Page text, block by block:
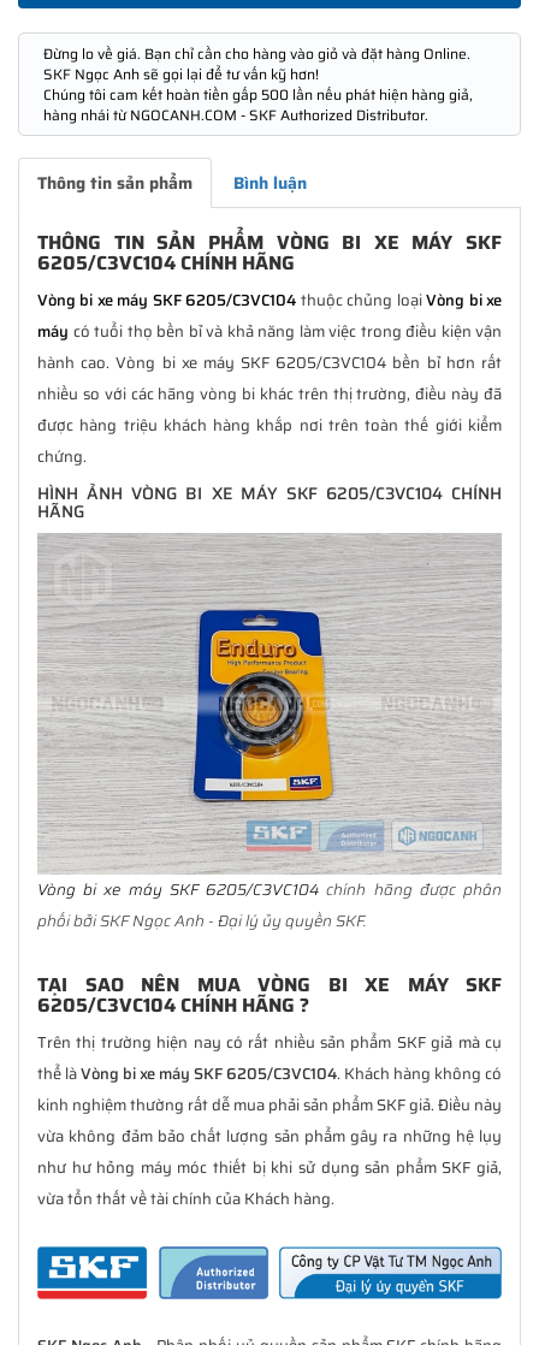
Đừng lo về giá. Bạn chỉ cần cho hàng vào giỏ và đặt hàng Online.
SKF Ngọc Anh sẽ gọi lại để tư vấn kỹ hơn!
Chúng tôi cam kết hoàn tiền gấp 500 lần nếu phát hiện hàng giả,
hàng nhái từ NGOCANH.COM - SKF Authorized Distributor.
Thông tin sản phẩm Bình luận
THÔNG TIN SẢN PHẨM VÒNG BI XE MÁY SKF
6205/C3VC104 CHÍNH HÃNG
Vòng bi xe máy SKF 6205/C3VC104thuộc chủng loạiVòng bi xe
máy có tuổi thọ bền bỉ và khả năng làm việc trong điều kiện vận
hành cao. Vòng bi xe máy SKF 6205/C3VC104 bền bỉ hơn rất
nhiều so với các hãng vòng bi khác trên thị trường, điều này đã
được hàng triệu khách hàng khắp nơi trên toàn thế giới kiểm
chứng.
HÌNH ẢNH VÒNG BI XE MÁY SKF 6205/C3VC104 CHÍNH
HÃNG
Vòng bi xe máy SKF 6205/C3VC104 chính hãng được phân
phối bởi SKF Ngọc Anh - Đại lý ủy quyền SKF.
TẠI SAO NÊN MUA VÒNG BI XE MÁY SKF
6205/C3VC104 CHÍNH HÃNG ?
Trên thị trường hiện nay có rất nhiều sản phẩm SKF giả mà cụ
thể làVòng bi xe máy SKF 6205/C3VC104. Khách hàng không có
kinh nghiệm thường rất dễ mua phải sản phẩm SKF giả. Điều này
vừa không đảm bảo chất lượng sản phẩm gây ra những hệ lụy
như hư hỏng máy móc thiết bị khi sử dụng sản phẩm SKF giả,
vừa tổn thất về tài chính của Khách hàng.